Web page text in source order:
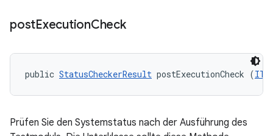
postExecutionCheck
public StatusCheckerResult postExecutionCheck (
Prüfen Sie den Systemstatus nach der Ausführung des